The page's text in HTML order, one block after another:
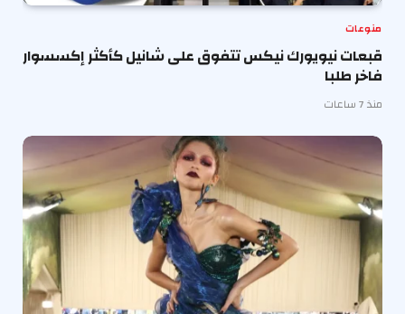
منوعات
قبعات نيويورك نيكس تتفوق على شانيل كأكثر إكسسوار
فاخر طلبا
منذ 7 ساعات